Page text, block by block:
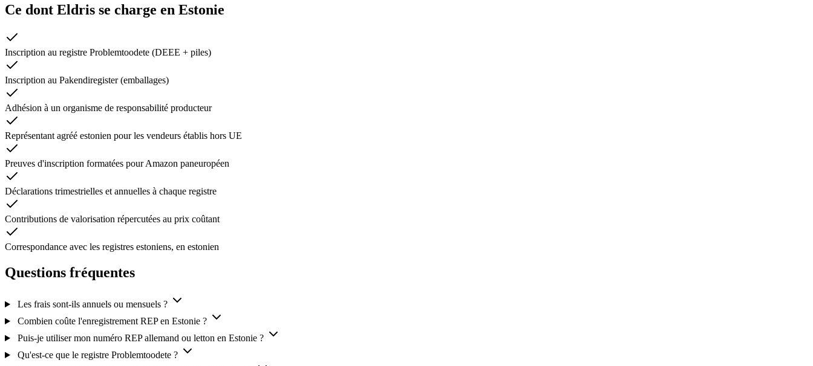
Ce dont Eldris se charge en Estonie
Inscription au registre Problemtoodete (DEEE + piles)
Inscription au Pakendiregister (emballages)
Adhésion à un organisme de responsabilité producteur
Représentant agréé estonien pour les vendeurs établis hors UE
Preuves d'inscription formatées pour Amazon paneuropéen
Déclarations trimestrielles et annuelles à chaque registre
Contributions de valorisation répercutées au prix coûtant
Correspondance avec les registres estoniens, en estonien
Questions fréquentes
Les frais sont-ils annuels ou mensuels ?
Combien coûte l'enregistrement REP en Estonie ?
Puis-je utiliser mon numéro REP allemand ou letton en Estonie ?
Qu'est-ce que le registre Problemtoodete ?